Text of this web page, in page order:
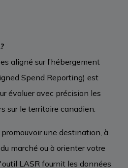
aligné sur l’hébergement
Spend Reporting) est
évaluer avec précision les
sur le territoire canadien.
une destination, à
marché ou à orienter votre
LASR fournit les données